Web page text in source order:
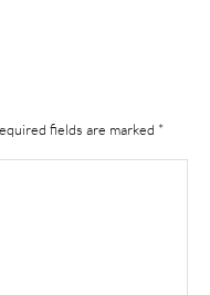
fields are marked *